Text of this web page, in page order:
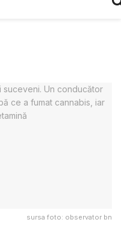
sursa foto: observator bn